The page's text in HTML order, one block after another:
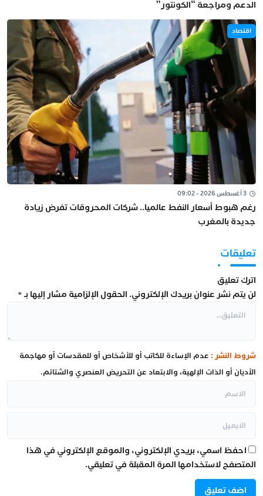
الدعم ومراجعة “الكونتور”
اقتصاد
3 أغسطس 2026 - 09:02
رغم هبوط أسعار النفط عالميا.. شركات المحروقات تفرض زيادة
جديدة بالمغرب
تعليقات
اترك تعليق
لن يتم نشر عنوان بريدك الإلكتروني. الحقول الإلزامية مشار إليها بـ*
شروط النشر : عدم الإساءة للكاتب أو للأشخاص أو للمقدسات أو مهاجمة
الأديان أو الذات الإلهية، والابتعاد عن التحريض العنصري والشتائم.
احفظ اسمي، بريدي الإلكتروني، والموقع الإلكتروني في هذا
المتصفح لاستخدامها المرة المقبلة في تعليقي.